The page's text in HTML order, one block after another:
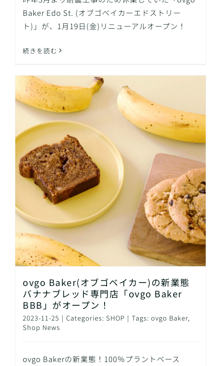
Baker Edo St. (オブゴベイカーエドストリー
ト)」が、1月19日(金)リニューアルオープン！
続きを読む
ovgo Baker(オブゴベイカー)の新業態
バナナブレッド専門店「ovgo Baker
BBB」がオープン！
2023-11-25 | Categories: SHOP | Tags: ovgo Baker,
Shop News
ovgo Bakerの新業態！100％プラントベース